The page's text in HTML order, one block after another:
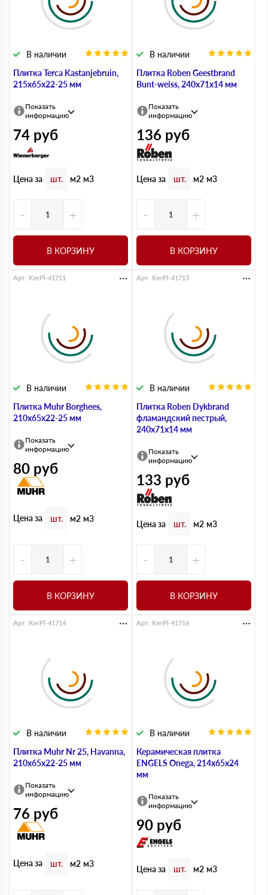
Плитка Terca Kastanjebruin,
215х65х22-25 мм
В наличии
Показать
информацию
74 руб
Цена за шт. м2 м3
- +
В КОРЗИНУ
Плитка Roben Geestbrand
Bunt-weiss, 240х71х14 мм
В наличии
Показать
информацию
136 руб
Цена за шт. м2 м3
- +
В КОРЗИНУ
Плитка Muhr Borghees,
210х65х22-25 мм
В наличии
Арт. KerPl-41711
Показать
информацию
80 руб
Цена за шт. м2 м3
- +
В КОРЗИНУ
Плитка Roben Dykbrand
фламандский пестрый,
240х71х14 мм
В наличии
Арт. KerPl-41713
Показать
информацию
133 руб
Цена за шт. м2 м3
- +
В КОРЗИНУ
Плитка Muhr Nr 25, Havanna,
210х65х22-25 мм
В наличии
Арт. KerPl-41714
Показать
информацию
76 руб
Цена за шт. м2 м3
Керамическая плитка
ENGELS Onega, 214х65х24
мм
В наличии
Арт. KerPl-41716
Показать
информацию
90 руб
Цена за шт. м2 м3